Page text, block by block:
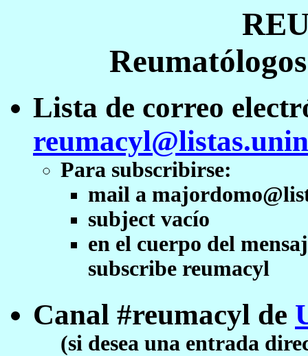
Lista de correo
Para subscribirse:
mail a
subject vacío
en el cuerpo del
subscribe reumacyl
Canal #reumacyl de
(si desea una entrada